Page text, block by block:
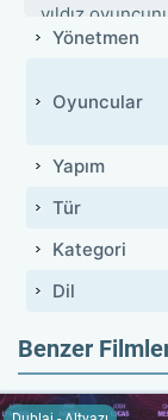
yıldız
güçlendirir.
Yönetmen
Oyuncular
Yapım
Tür
Kategori
Dil
Benzer